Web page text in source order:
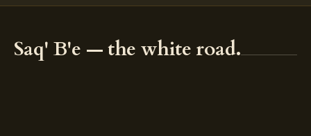
Saq' B'e — the white road.